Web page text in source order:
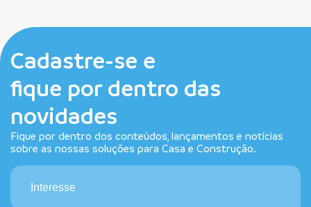
Cadastre-se e
fique por dentro das
novidades
Fique por dentro dos conteúdos, lançamentos e notícias
sobre as nossas soluções para Casa e Construção.
Interesse